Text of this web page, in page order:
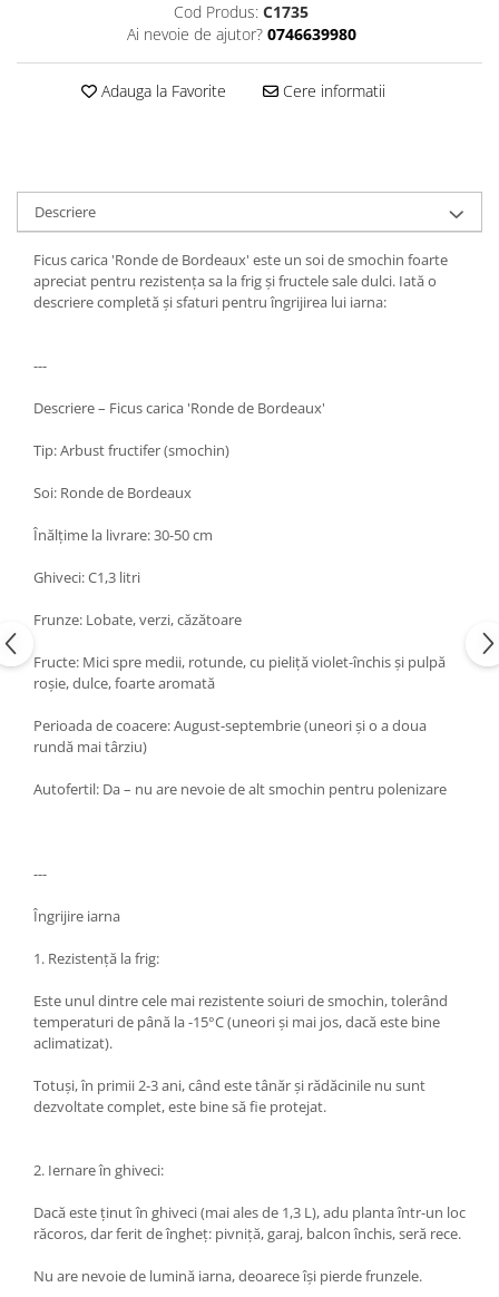
Cod Produs: C1735
Ai nevoie de ajutor? 0746639980
Adauga la Favorite Cere informatii
Descriere
Ficus carica 'Ronde de Bordeaux' este un soi de smochin foarte
apreciat pentru rezistența sa la frig și fructele sale dulci. Iată o
descriere completă și sfaturi pentru îngrijirea lui iarna:
---
Descriere – Ficus carica 'Ronde de Bordeaux'
Tip: Arbust fructifer (smochin)
Soi: Ronde de Bordeaux
Înălțime la livrare: 30-50 cm
Ghiveci: C1,3 litri
Frunze: Lobate, verzi, căzătoare
Fructe: Mici spre medii, rotunde, cu pieliță violet-închis și pulpă
roșie, dulce, foarte aromată
Perioada de coacere: August-septembrie (uneori și o a doua
rundă mai târziu)
Autofertil: Da – nu are nevoie de alt smochin pentru polenizare
---
Îngrijire iarna
1. Rezistență la frig:
Este unul dintre cele mai rezistente soiuri de smochin, tolerând
temperaturi de până la -15°C (uneori și mai jos, dacă este bine
aclimatizat).
Totuși, în primii 2-3 ani, când este tânăr și rădăcinile nu sunt
dezvoltate complet, este bine să fie protejat.
2. Iernare în ghiveci:
Dacă este ținut în ghiveci (mai ales de 1,3 L), adu planta într-un loc
răcoros, dar ferit de îngheț: pivniță, garaj, balcon închis, seră rece.
Nu are nevoie de lumină iarna, deoarece își pierde frunzele.